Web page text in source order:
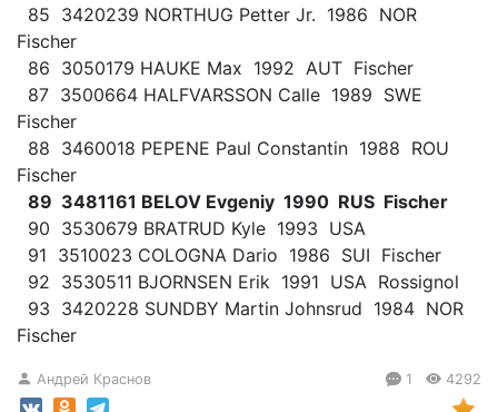
85 3420239 NORTHUG Petter Jr. 1986 NOR
Fischer
86 3050179 HAUKE Max 1992 AUT Fischer
87 3500664 HALFVARSSON Calle 1989 SWE
Fischer
88 3460018 PEPENE Paul Constantin 1988 ROU
Fischer
89 3481161 BELOV Evgeniy 1990 RUS Fischer
90 3530679 BRATRUD Kyle 1993 USA
91 3510023 COLOGNA Dario 1986 SUI Fischer
92 3530511 BJORNSEN Erik 1991 USA Rossignol
93 3420228 SUNDBY Martin Johnsrud 1984 NOR
Fischer
Андрей Краснов 1 4292